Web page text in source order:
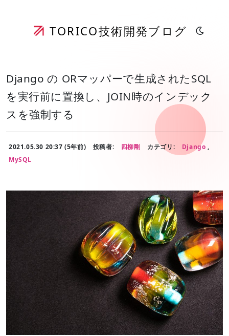
TORICO技術開発ブログ
Django の ORマッパーで生成されたSQL
を実行前に置換し、JOIN時のインデック
スを強制する
2021.05.30 20:37 (5年前) 投稿者: 四柳剛 カテゴリ: Django,
MySQL